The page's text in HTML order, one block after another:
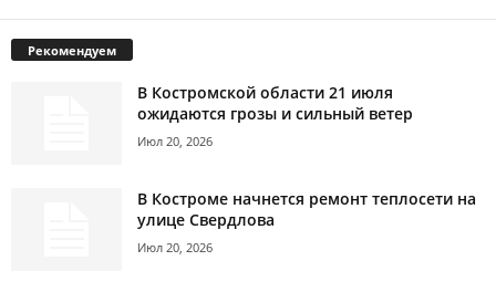
Рекомендуем
В Костромской области 21 июля
ожидаются грозы и сильный ветер
Июл 20, 2026
В Костроме начнется ремонт теплосети на
улице Свердлова
Июл 20, 2026